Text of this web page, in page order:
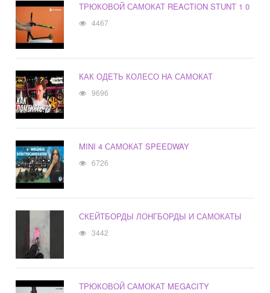
ТРЮКОВОЙ САМОКАТ REACTION STUNT 1 0
4467
КАК ОДЕТЬ КОЛЕСО НА САМОКАТ
9696
MINI 4 САМОКАТ SPEEDWAY
6726
СКЕЙТБОРДЫ ЛОНГБОРДЫ И САМОКАТЫ
3442
ТРЮКОВОЙ САМОКАТ MEGACITY